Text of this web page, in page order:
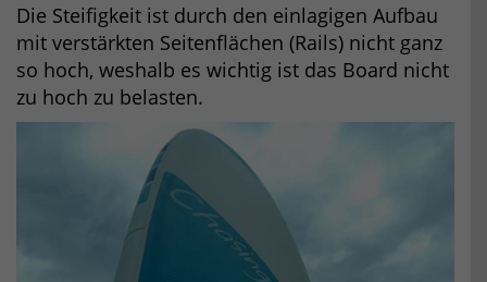
Die Steifigkeit ist durch den einlagigen Aufbau
mit verstärkten Seitenflächen (Rails) nicht ganz
so hoch, weshalb es wichtig ist das Board nicht
zu hoch zu belasten.